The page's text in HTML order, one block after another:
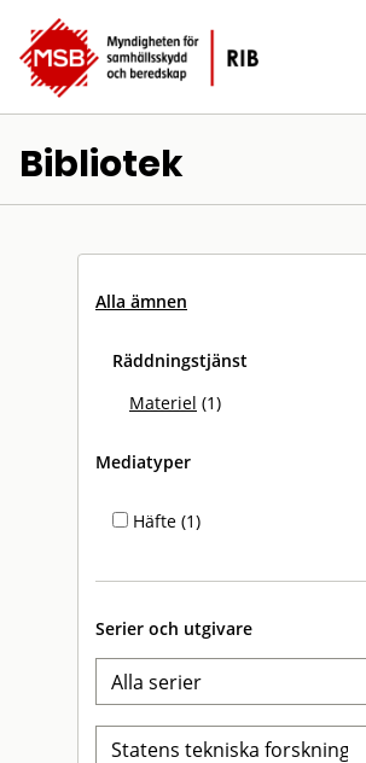
Bibliotek
Alla ämnen
Räddningstjänst
Materiel (1)
Mediatyper
Häfte (1)
Serier och utgivare